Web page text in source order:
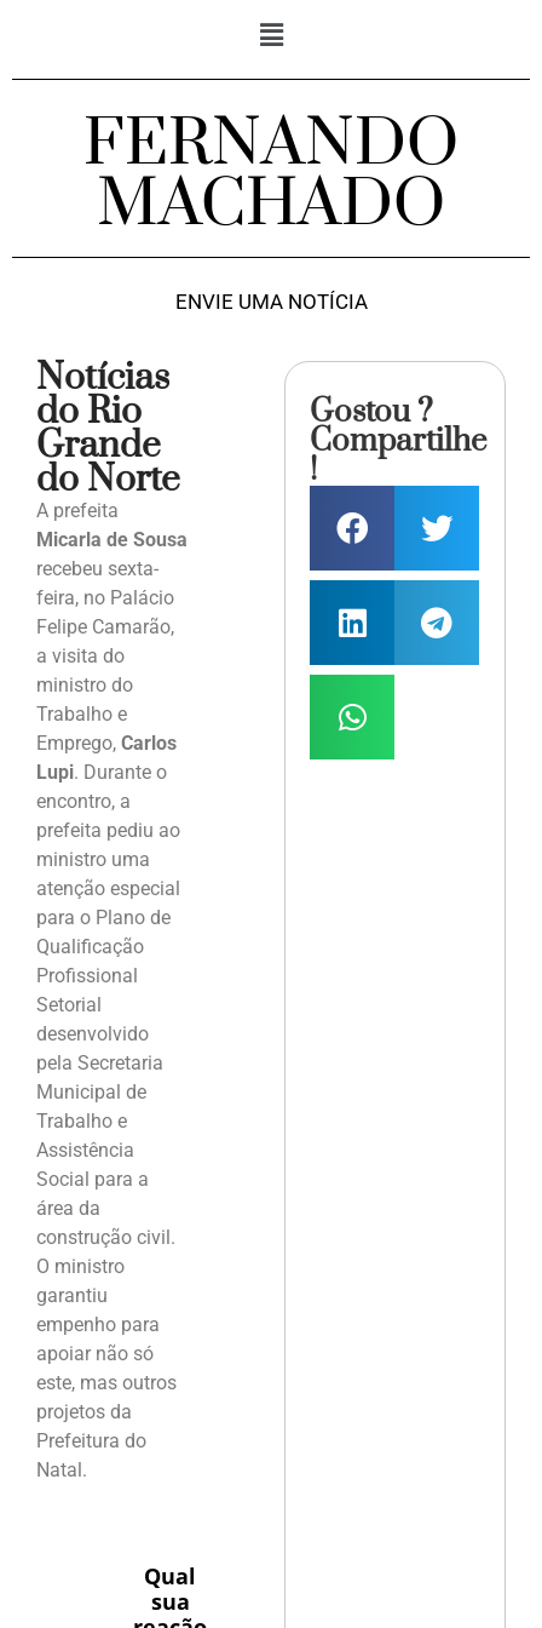
FERNANDO
MACHADO
ENVIE UMA NOTÍCIA
Notícias
do Rio
Grande
do Norte
A prefeita
Micarla de Sousa
recebeu sexta-
feira, no Palácio
Felipe Camarão,
a visita do
ministro do
Trabalho e
Emprego, Carlos
Lupi. Durante o
encontro, a
prefeita pediu ao
ministro uma
atenção especial
para o Plano de
Qualificação
Profissional
Setorial
desenvolvido
pela Secretaria
Municipal de
Trabalho e
Assistência
Social para a
área da
construção civil.
O ministro
garantiu
empenho para
apoiar não só
este, mas outros
projetos da
Prefeitura do
Natal.
Qual
sua
Gostou ?
Compartilhe
!